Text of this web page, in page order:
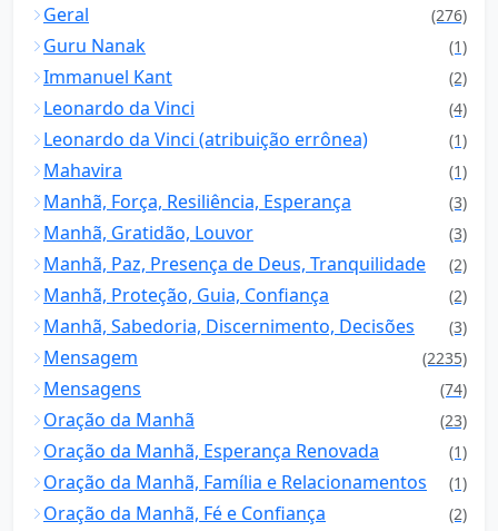
Geral (276)
Guru Nanak (1)
Immanuel Kant (2)
Leonardo da Vinci (4)
Leonardo da Vinci (atribuição errônea) (1)
Mahavira (1)
Manhã, Força, Resiliência, Esperança (3)
Manhã, Gratidão, Louvor (3)
Manhã, Paz, Presença de Deus, Tranquilidade (2)
Manhã, Proteção, Guia, Confiança (2)
Manhã, Sabedoria, Discernimento, Decisões (3)
Mensagem (2235)
Mensagens (74)
Oração da Manhã (23)
Oração da Manhã, Esperança Renovada (1)
Oração da Manhã, Família e Relacionamentos (1)
Oração da Manhã, Fé e Confiança (2)